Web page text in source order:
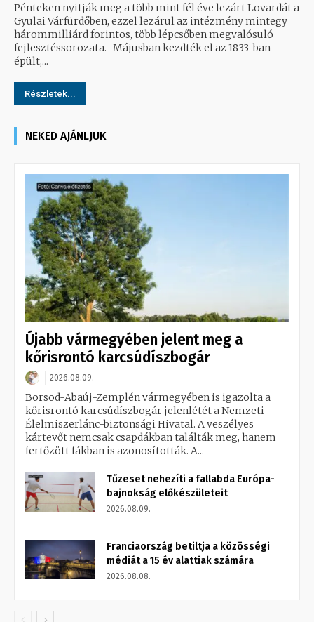
Pénteken nyitják meg a több mint fél éve lezárt Lovardát a
Gyulai Várfürdőben, ezzel lezárul az intézmény mintegy
hárommilliárd forintos, több lépcsőben megvalósuló
fejlesztéssorozata. Májusban kezdték el az 1833-ban
épült,...
Részletek...
NEKED AJÁNLJUK
Újabb vármegyében jelent meg a
kőrisrontó karcsúdíszbogár
2026.08.09.
Borsod-Abaúj-Zemplén vármegyében is igazolta a
kőrisrontó karcsúdíszbogár jelenlétét a Nemzeti
Élelmiszerlánc-biztonsági Hivatal. A veszélyes
kártevőt nemcsak csapdákban találták meg, hanem
fertőzött fákban is azonosították. A...
Tűzeset nehezíti a fallabda Európa-
bajnokság előkészületeit
2026.08.09.
Franciaország betiltja a közösségi
médiát a 15 év alattiak számára
2026.08.08.